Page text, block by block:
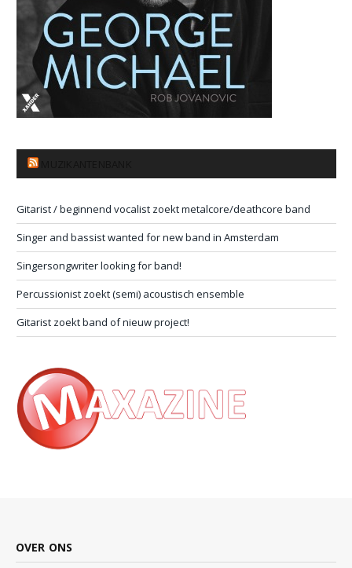
Gitarist / beginnend vocalist zoekt metalcore/deathcore band
Singer and bassist wanted for new band in Amsterdam
Singersongwriter looking for band!
Percussionist zoekt (semi) acoustisch ensemble
Gitarist zoekt band of nieuw project!
OVER ONS